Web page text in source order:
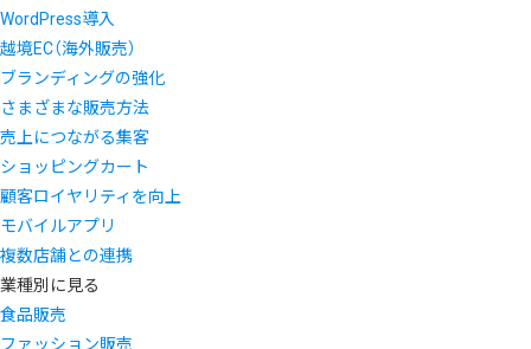
WordPress導入
越境EC（海外販売）
ブランディングの強化
さまざまな販売方法
売上につながる集客
ショッピングカート
顧客ロイヤリティを向上
モバイルアプリ
複数店舗との連携
業種別に見る
食品販売
ファッション販売